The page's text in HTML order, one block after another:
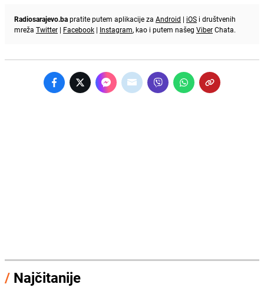
Radiosarajevo.bapratite putem aplikacije za Android | iOS i društvenih
mreža Twitter | Facebook | Instagram, kao i putem našeg ViberChata.
/ Najčitanije